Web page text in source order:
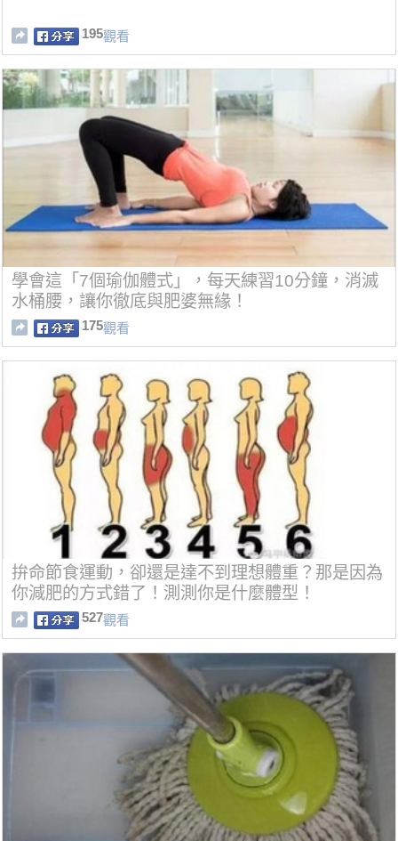
195觀看
學會這「7個瑜伽體式」，每天練習10分鐘，消滅
水桶腰，讓你徹底與肥婆無緣！
175觀看
拚命節食運動，卻還是達不到理想體重？那是因為
你減肥的方式錯了！測測你是什麼體型！
527觀看